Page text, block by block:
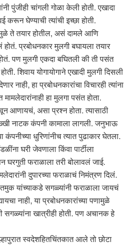
पुंजीही चांगली गोळा केली होती. एखादा
करून घेण्याची त्यांची इच्छा होती.
ते तयार होतील, असं दामले आणि
प्रबोधनकार मुलगी बघायला तयार
होतं. पण मुलगी एकदा बघितली की ती पसंत
शिवाय योगायोगाने एखादी मुलगी दिसली
नाही, हा प्रबोधनकारांचा विचारही त्यांना
मामलेदारांनाही हा मुलगा पसंत हाेता.
असा प्रश्न होता. त्यासाठी
नाटक कंपनी कामाला लागली. जनुभाऊ
धुरिणांनीच त्यात पुढाकार घेतला.
घरी जेवणाला किंवा पार्टीला
घरगुती फराळाला तरी बोलावलं जाई.
दुपारच्या फराळाचं निमंत्रण दिलं.
यांच्याकडे सगळ्यांनी फराळाला जायचं
नाही, या प्रबोधनकारांच्या पणामुळे
खात्रीही होती. पण अचानक हे
स्वदेशहितचिंतकात आले तो छोटा